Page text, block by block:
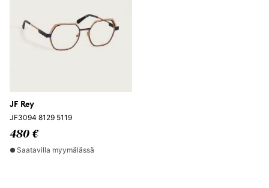
JF Rey
JF3094 8129 5119
480 €
Saatavilla myymälässä